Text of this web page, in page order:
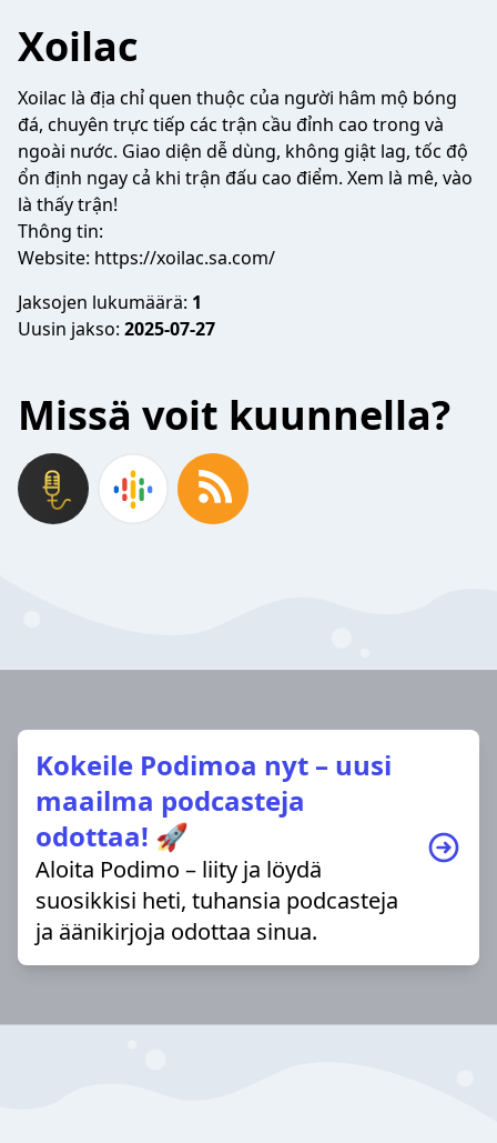
Xoilac
Xoilac là địa chỉ quen thuộc của người hâm mộ bóng
đá, chuyên trực tiếp các trận cầu đỉnh cao trong và
ngoài nước. Giao diện dễ dùng, không giật lag, tốc độ
ổn định ngay cả khi trận đấu cao điểm. Xem là mê, vào
là thấy trận!
Thông tin:
Website: https://xoilac.sa.com/
Jaksojen lukumäärä: 1
Uusin jakso: 2025-07-27
Missä voit kuunnella?
Kokeile Podimoa nyt – uusi
maailma podcasteja
odottaa! 🚀
Aloita Podimo – liity ja löydä
suosikkisi heti, tuhansia podcasteja
ja äänikirjoja odottaa sinua.